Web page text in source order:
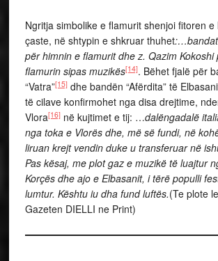
Ngritja simbolike e flamurit shenjoi fitoren e
çaste, në shtypin e shkruar thuhet
për himnin e flamurit dhe z. Qazim Kokoshi
flamurin sipas muzikës[14]. Bëhet fjalë për
“Vatra”[15]dhe bandën “Afërdita” të
të cilave konfirmohet nga disa drejtime,
Vlora[16]në kujtimet e tij: …dalëngadalë
nga toka e Vlorës dhe, më së fundi, në
liruan krejt vendin duke u transferuar në
Pas kësaj, me plot gaz e muzikë të luajtur
Korçës dhe ajo e Elbasanit, i tërë populli
lumtur. Kështu iu dha fund luftës.(Te plote
Gazeten DIELLI ne Print)